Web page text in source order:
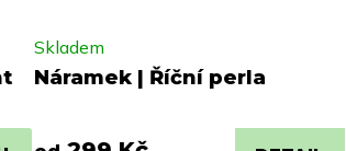
Náramek | Říční perla
Skladem